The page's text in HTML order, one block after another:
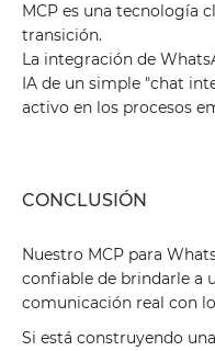
MCP es una tecnología
transición.
La integración de
IA de un simple "chat
activo en los procesos
CONCLUSIÓN
Nuestro MCP para
confiable de brindarle a
comunicación real con
Si está construyendo